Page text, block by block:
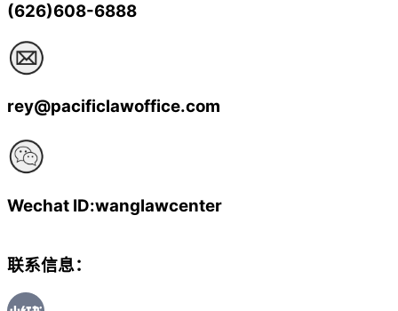
(626)608-6888
rey@pacificlawoffice.com
Wechat ID:wanglawcenter
联系信息：